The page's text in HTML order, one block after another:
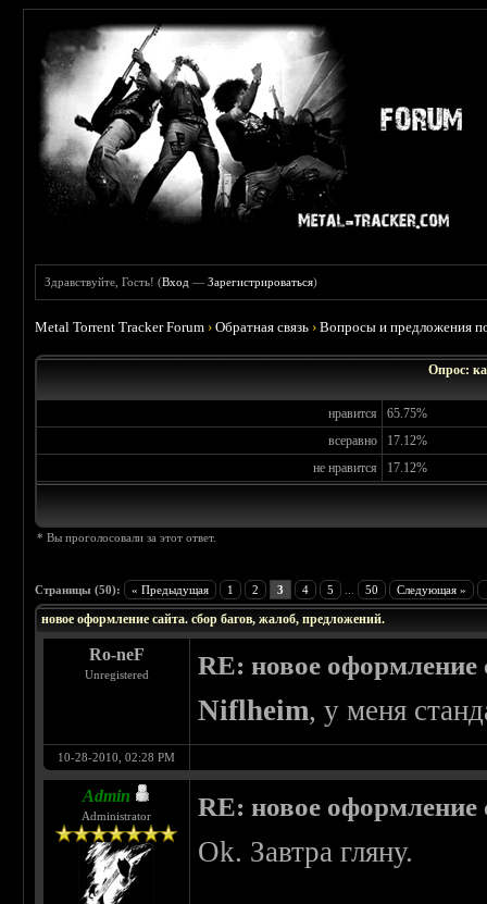
Здравствуйте, Гость! (Вход —Зарегистрироваться)
Metal Torrent Tracker Forum ›Обратная связь ›Вопросы и предложения
Опрос:
нравится
65.75%
всеравно
17.12%
не нравится
17.12%
* Вы проголосовали за этот ответ.
Страницы (50): « Предыдущая 1 2 3 4 5 50 Следующая »
новое оформление сайта. сбор багов, жалоб, предложений.
Ro-neF
Unregistered RE: новое оформление
Niflheim, у меня
10-28-2010, 02:28 PM
Admin
Administrator RE: новое оформление
Ok. Завтра гляну.